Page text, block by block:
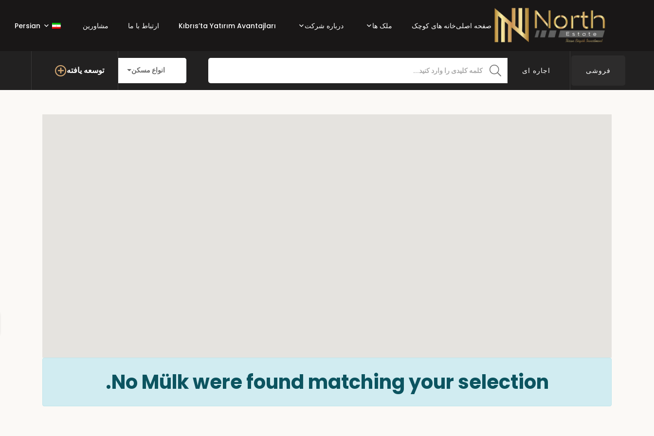
صفحه اصلیخانه های کوچک ملک ها درباره شرکت Kıbrıs’ta Yatırım Avantajları ارتباط با ما مشاورین Persian
فروشی اجاره ای انواع مسکن توسعه یافته
No Mülk were found matching your selection.